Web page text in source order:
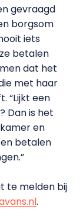
gevraagd
borgsom
iets
betalen
dat het
met haar
“Lijkt een
Dan is het
en
betalen
te melden bij
.